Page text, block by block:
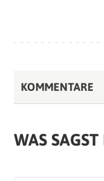
KOMMENTARE
WAS